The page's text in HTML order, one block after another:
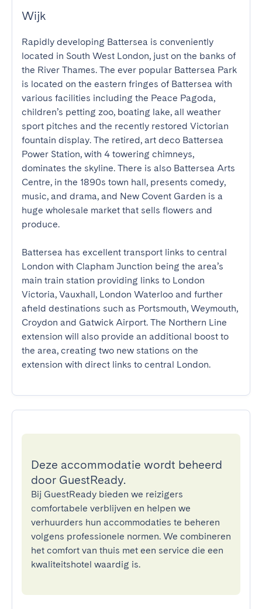
Wijk
Rapidly developing Battersea is conveniently
located in South West London, just on the banks of
the River Thames. The ever popular Battersea Park
is located on the eastern fringes of Battersea with
various facilities including the Peace Pagoda,
children’s petting zoo, boating lake, all weather
sport pitches and the recently restored Victorian
fountain display. The retired, art deco Battersea
Power Station, with 4 towering chimneys,
dominates the skyline. There is also Battersea Arts
Centre, in the 1890s town hall, presents comedy,
music, and drama, and New Covent Garden is a
huge wholesale market that sells flowers and
produce.
Battersea has excellent transport links to central
London with Clapham Junction being the area’s
main train station providing links to London
Victoria, Vauxhall, London Waterloo and further
afield destinations such as Portsmouth, Weymouth,
Croydon and Gatwick Airport. The Northern Line
extension will also provide an additional boost to
the area, creating two new stations on the
extension with direct links to central London.
Deze accommodatie wordt beheerd
door GuestReady.
Bij GuestReady bieden we reizigers
comfortabele verblijven en helpen we
verhuurders hun accommodaties te beheren
volgens professionele normen. We combineren
het comfort van thuis met een service die een
kwaliteitshotel waardig is.